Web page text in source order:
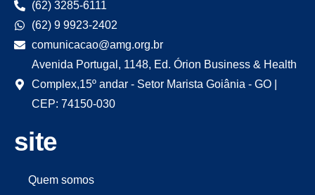
(62) 3285-6111
(62) 9 9923-2402
comunicacao@amg.org.br
Avenida Portugal, 1148, Ed. Órion Business & Health
Complex,15º andar - Setor Marista Goiânia - GO |
CEP: 74150-030
site
Quem somos